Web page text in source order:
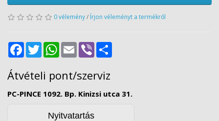
0 vélemény/ Írjon véleményt a termékről
FacebookTwitter WhatsApp
Email Viber
Átvételi pont/szerviz
PC-PINCE 1092. Bp. Kinizsi utca 31.
Nyitvatartás